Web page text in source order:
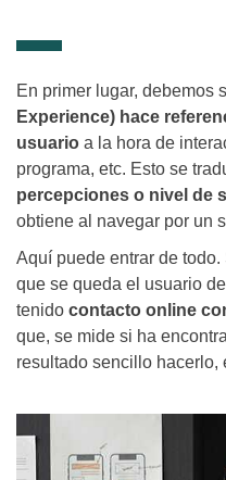
En primer lugar, debemos
Experience) hace
usuario a la hora de
programa, etc. Esto se
percepciones o nivel de
obtiene al navegar por un
Aquí puede entrar de
que se queda el usuario
tenido contacto online
que, se mide si ha
resultado sencillo hacerlo,